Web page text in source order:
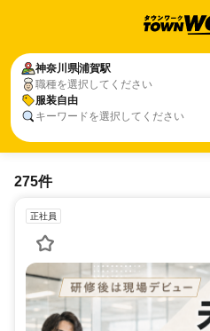
神奈川県浦賀駅
職種を選択してください
服装自由
キーワードを選択してください
275件
正社員